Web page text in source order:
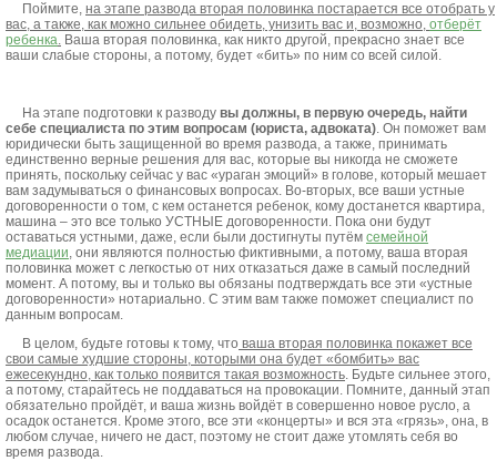
Поймите, на этапе развода вторая половинка постарается все отобрать у
вас, а также, как можно сильнее обидеть, унизить вас и, возможно, отберёт
ребенка. Ваша вторая половинка, как никто другой, прекрасно знает все
ваши слабые стороны, а потому, будет «бить» по ним со всей силой.
На этапе подготовки к разводу вы должны, в первую очередь, найти
себе специалиста по этим вопросам (юриста, адвоката). Он поможет вам
юридически быть защищенной во время развода, а также, принимать
единственно верные решения для вас, которые вы никогда не сможете
принять, поскольку сейчас у вас «ураган эмоций» в голове, который мешает
вам задумываться о финансовых вопросах. Во-вторых, все ваши устные
договоренности о том, с кем останется ребенок, кому достанется квартира,
машина – это все только УСТНЫЕ договоренности. Пока они будут
оставаться устными, даже, если были достигнуты путём семейной
медиации, они являются полностью фиктивными, а потому, ваша вторая
половинка может с легкостью от них отказаться даже в самый последний
момент. А потому, вы и только вы обязаны подтверждать все эти «устные
договоренности» нотариально. С этим вам также поможет специалист по
данным вопросам.
В целом, будьте готовы к тому, что ваша вторая половинка покажет все
свои самые худшие стороны, которыми она будет «бомбить» вас
ежесекундно, как только появится такая возможность. Будьте сильнее этого,
а потому, старайтесь не поддаваться на провокации. Помните, данный этап
обязательно пройдёт, и ваша жизнь войдёт в совершенно новое русло, а
осадок останется. Кроме этого, все эти «концерты» и вся эта «грязь», она, в
любом случае, ничего не даст, поэтому не стоит даже утомлять себя во
время развода.